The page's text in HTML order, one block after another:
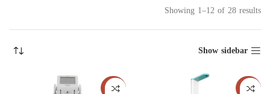
Showing 1–12 of 28 results
Show sidebar
جديدنا جديدنا